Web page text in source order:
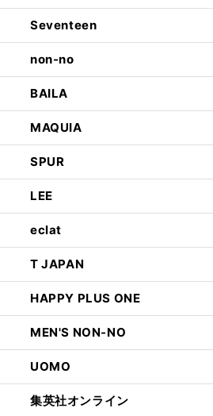
Seventeen
non-no
BAILA
MAQUIA
SPUR
LEE
eclat
T JAPAN
HAPPY PLUS ONE
MEN'S NON-NO
UOMO
集英社オンライン